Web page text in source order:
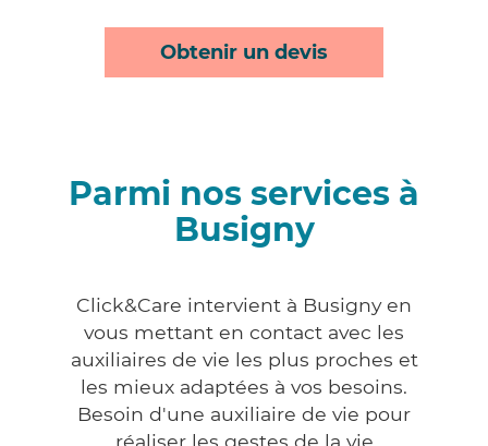
Obtenir un devis
Parmi nos services à
Busigny
Click&Care intervient à Busigny en
vous mettant en contact avec les
auxiliaires de vie les plus proches et
les mieux adaptées à vos besoins.
Besoin d'une auxiliaire de vie pour